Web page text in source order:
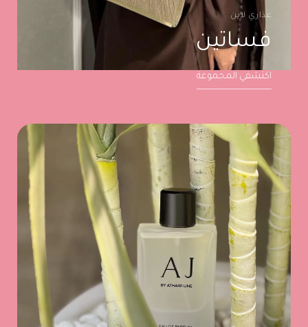
عذاري لاين
فساتين
اكتشفي المجموعة